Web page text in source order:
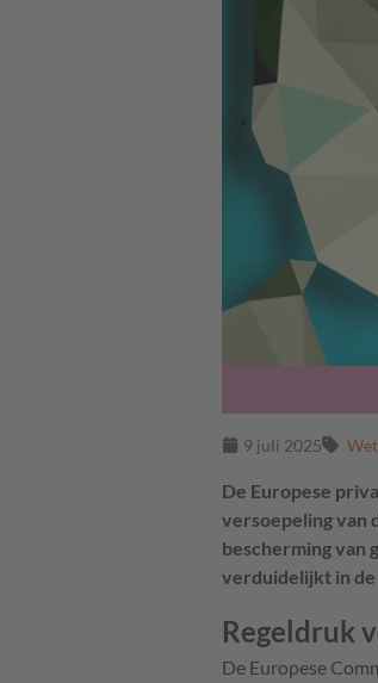
9 juli 2025
De Europese
versoepeling van
bescherming van
verduidelijkt in de
Regeldruk
De Europese